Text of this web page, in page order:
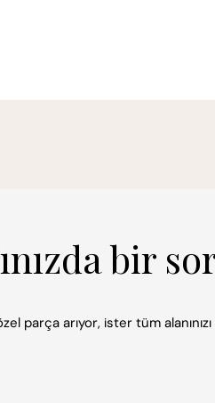
bir
parça arıyor, ister tüm